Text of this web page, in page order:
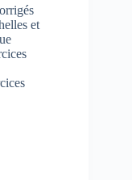
et